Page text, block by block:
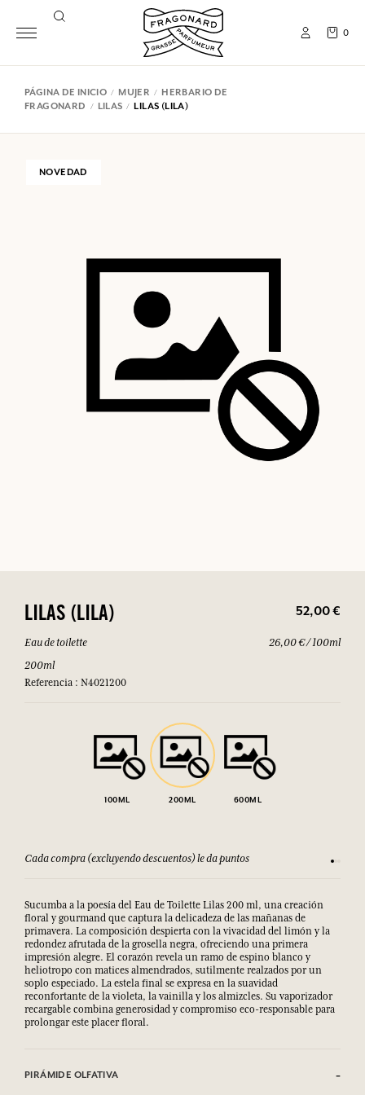
0
PÁGINA DE INICIO MUJER
HERBARIO DE
FRAGONARD
LILAS LILAS (LILA)
NOVEDAD
LILAS (LILA) 52,00 €
Eau de toilette
200ml
Referencia : N4021200
26,00 € / 100ml
100ML 200ML 600ML
Cada compra (excluyendo descuentos) le da puntos
Sucumba a la poesía del Eau de Toilette Lilas 200 ml, una creación
floral y gourmand que captura la delicadeza de las mañanas de
primavera. La composición despierta con la vivacidad del limón y la
redondez afrutada de la grosella negra, ofreciendo una primera
impresión alegre. El corazón revela un ramo de espino blanco y
heliotropo con matices almendrados, sutilmente realzados por un
soplo especiado. La estela final se expresa en la suavidad
reconfortante de la violeta, la vainilla y los almizcles. Su vaporizador
recargable combina generosidad y compromiso eco-responsable para
prolongar este placer floral.
PIRÁMIDE OLFATIVA